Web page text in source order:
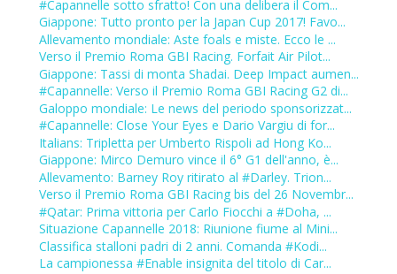
#Capannelle sotto sfratto! Con una delibera il Com...
Giappone: Tutto pronto per la Japan Cup 2017! Favo...
Allevamento mondiale: Aste foals e miste. Ecco le ...
Verso il Premio Roma GBI Racing. Forfait Air Pilot...
Giappone: Tassi di monta Shadai. Deep Impact aumen...
#Capannelle: Verso il Premio Roma GBI Racing G2 di...
Galoppo mondiale: Le news del periodo sponsorizzat...
#Capannelle: Close Your Eyes e Dario Vargiu di for...
Italians: Tripletta per Umberto Rispoli ad Hong Ko...
Giappone: Mirco Demuro vince il 6° G1 dell'anno, è...
Allevamento: Barney Roy ritirato al #Darley. Trion...
Verso il Premio Roma GBI Racing bis del 26 Novembr...
#Qatar: Prima vittoria per Carlo Fiocchi a #Doha, ...
Situazione Capannelle 2018: Riunione fiume al Mini...
Classifica stalloni padri di 2 anni. Comanda #Kodi...
La campionessa #Enable insignita del titolo di Car...